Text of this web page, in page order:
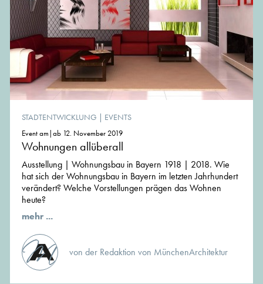
STADTENTWICKLUNG | EVENTS
Event am|ab 12. November 2019
Wohnungen allüberall
Ausstellung | Wohnungsbau in Bayern 1918 | 2018. Wie
hat sich der Wohnungsbau in Bayern im letzten Jahrhundert
verändert? Welche Vorstellungen prägen das Wohnen
heute?
mehr ...
von der Redaktion von MünchenArchitektur